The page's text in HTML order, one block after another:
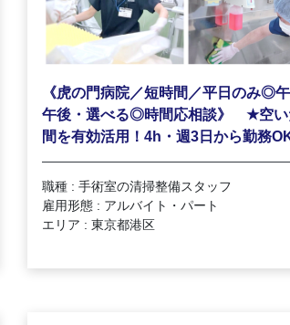
《虎の門病院／短時間／平日のみ◎午
午後・選べる◎時間応相談》 ★空
間を有効活用！4h・週3日から勤務
職種 : 手術室の清掃整備スタッフ
雇用形態 : アルバイト・パート
エリア : 東京都港区